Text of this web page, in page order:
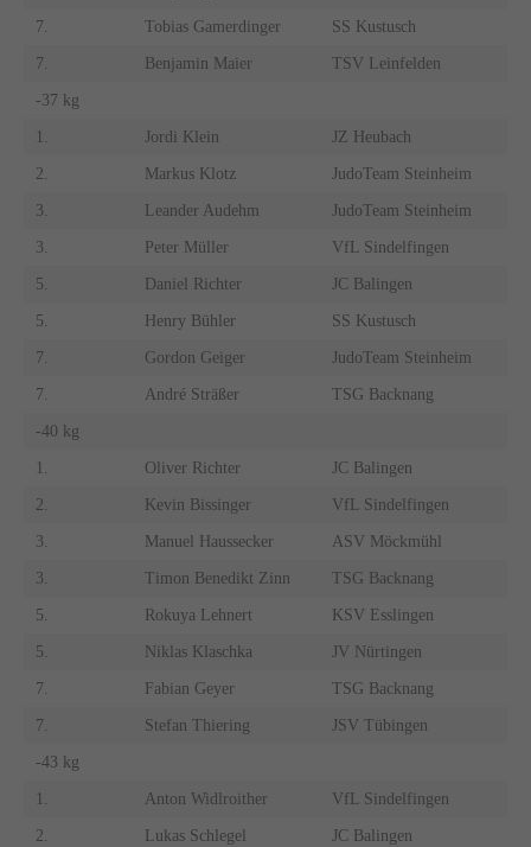
7. Tobias Gamerdinger SS Kustusch
7. Benjamin Maier TSV Leinfelden
-37 kg
1. Jordi Klein JZ Heubach
2. Markus Klotz JudoTeam Steinheim
3. Leander Audehm JudoTeam Steinheim
3. Peter Müller VfL Sindelfingen
5. Daniel Richter JC Balingen
5. Henry Bühler SS Kustusch
7. Gordon Geiger JudoTeam Steinheim
7. André Sträßer TSG Backnang
-40 kg
1. Oliver Richter JC Balingen
2. Kevin Bissinger VfL Sindelfingen
3. Manuel Haussecker ASV Möckmühl
3. Timon Benedikt Zinn TSG Backnang
5. Rokuya Lehnert KSV Esslingen
5. Niklas Klaschka JV Nürtingen
7. Fabian Geyer TSG Backnang
7. Stefan Thiering JSV Tübingen
-43 kg
1. Anton Widlroither VfL Sindelfingen
2. Lukas Schlegel JC Balingen